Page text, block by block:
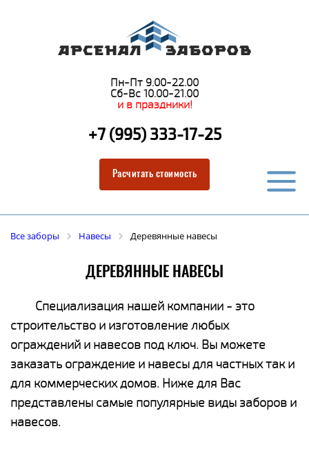
Пн-Пт 9.00-22.00
Сб-Вс 10.00-21.00
и в праздники!
+7 (995) 333-17-25
Расчитать стоимость
Все заборы Навесы Деревянные навесы
ДЕРЕВЯННЫЕ НАВЕСЫ
Специализация нашей компании - это
строительство и изготовление любых
ограждений и навесов под ключ. Вы можете
заказать ограждение и навесы для частных так и
для коммерческих домов. Ниже для Вас
представлены самые популярные виды заборов и
навесов.